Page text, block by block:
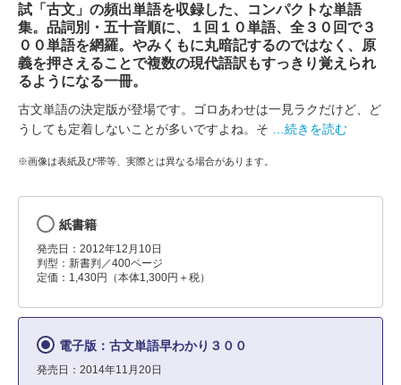
試「古文」の頻出単語を収録した、コンパクトな単語
集。品詞別・五十音順に、１回１０単語、全３０回で３
００単語を網羅。やみくもに丸暗記するのではなく、原
義を押さえることで複数の現代語訳もすっきり覚えられ
るようになる一冊。
古文単語の決定版が登場です。ゴロあわせは一見ラクだけど、ど
うしても定着しないことが多いですよね。そ
…続きを読む
※画像は表紙及び帯等、実際とは異なる場合があります。
紙書籍
発売日：2012年12月10日
判型：新書判／400ページ
定価：1,430円（本体1,300円＋税）
電子版：古文単語早わかり３００
発売日：2014年11月20日